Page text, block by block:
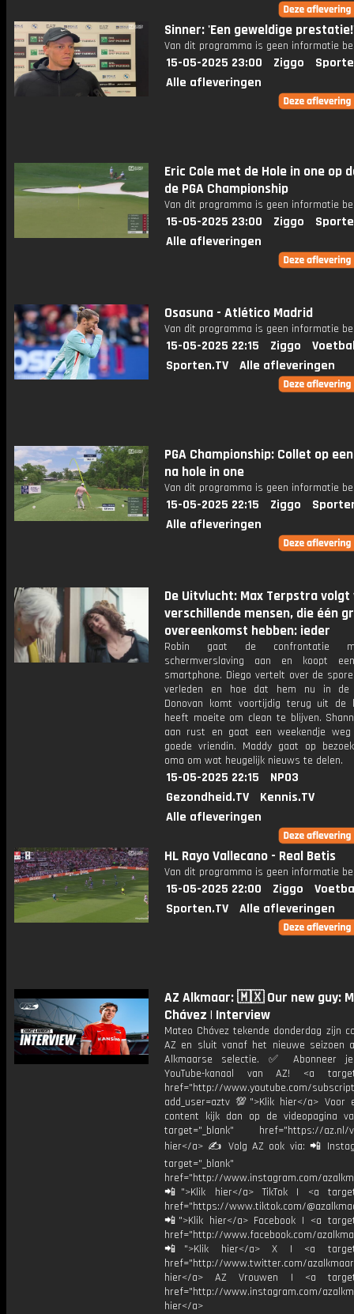
Sinner: 'Een geweldige
Van dit programma is geen informatie
15-05-2025 23:00 Ziggo
Alle afleveringen
Eric Cole met de Hole in one op
de PGA Championship
Van dit programma is geen informatie
15-05-2025 23:00 Ziggo
Alle afleveringen
Osasuna - Atlético Madrid
Van dit programma is geen informatie
15-05-2025 22:15 Ziggo
Sporten.TV
Alle afleveringen
PGA Championship: Collet op
na hole in one
Van dit programma is geen informatie
15-05-2025 22:15 Ziggo
Alle afleveringen
De Uitvlucht: Max Terpstra
verschillende mensen, die één
overeenkomst hebben: ieder
Robin gaat de confrontatie
schermverslaving aan en koopt
smartphone. Diego vertelt over de
verleden en hoe dat hem nu in
Donovan komt voortijdig terug uit de
heeft moeite om clean te blijven.
aan rust en gaat een weekendje
goede vriendin. Maddy gaat op
oma om wat heugelijk nieuws te delen.
15-05-2025 22:15
NPO3
Gezondheid.TV
Kennis.TV
Alle afleveringen
HL Rayo Vallecano - Real Betis
Van dit programma is geen informatie
15-05-2025 22:00 Ziggo
Sporten.TV
Alle afleveringen
AZ Alkmaar: 🇲🇽 Our new guy:
Chávez | Interview
Mateo Chávez tekende donderdag zijn
AZ en sluit vanaf het nieuwe seizoen
Alkmaarse selectie. ✅ Abonneer
YouTube-kanaal van AZ! <a
href="http://www.youtube.com/
add_user=aztv 💯">Klik hier</a> Voor
content kijk dan op de videopagina
target="_blank" href="https://az.nl/
hier</a> ✍ Volg AZ ook via: 📲
target="_blank"
href="http://www.instagram.com/
📲">Klik hier</a> TikTok | <a
href="https://www.tiktok.com/
📲">Klik hier</a> Facebook | <a
href="http://www.facebook.com/
📲">Klik hier</a> X | <a
href="http://www.twitter.com/
hier</a> AZ Vrouwen | <a
href="http://www.instagram.com/
hier</a>